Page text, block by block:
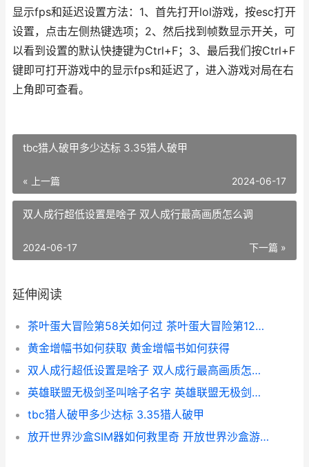
显示fps和延迟设置方法：1、首先打开lol游戏，按esc打开
设置，点击左侧热键选项；2、然后找到帧数显示开关，可
以看到设置的默认快捷键为Ctrl+F；3、最后我们按Ctrl+F
键即可打开游戏中的显示fps和延迟了，进入游戏对局在右
上角即可查看。
tbc猎人破甲多少达标 3.35猎人破甲
« 上一篇 2024-06-17
双人成行超低设置是啥子 双人成行最高画质怎么调
下一篇 »
2024-06-17
延伸阅读
茶叶蛋大冒险第58关如何过 茶叶蛋大冒险第120关怎么过
黄金增幅书如何获取 黄金增幅书如何获得
双人成行超低设置是啥子 双人成行最高画质怎么调
英雄联盟无极剑圣叫啥子名字 英雄联盟无极剑圣小说
tbc猎人破甲多少达标 3.35猎人破甲
放开世界沙盒SIM器如何救里奇 开放世界沙盒游戏彩蛋